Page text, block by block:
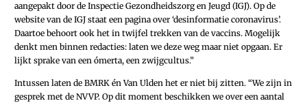
aangepakt door de Inspectie Gezondheidszorg en Jeugd (IGJ). Op de
website van de IGJ staat een pagina over ‘desinformatie coronavirus’.
Daartoe behoort ook het in twijfel trekken van de vaccins. Mogelijk
denkt men binnen redacties: laten we deze weg maar niet opgaan. Er
lijkt sprake van een ómerta, een zwijgcultus.”
Intussen laten de BMRK én Van Ulden het er niet bij zitten. “We zijn in
gesprek met de NVVP. Op dit moment beschikken we over een aantal